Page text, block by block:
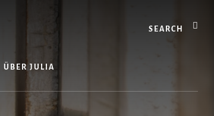
ÜBER JULIA